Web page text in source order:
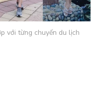
với từng chuyến du lịch